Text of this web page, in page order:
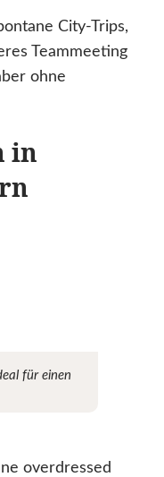
City-Trips,
Teammeeting
ohne
in
für einen
overdressed